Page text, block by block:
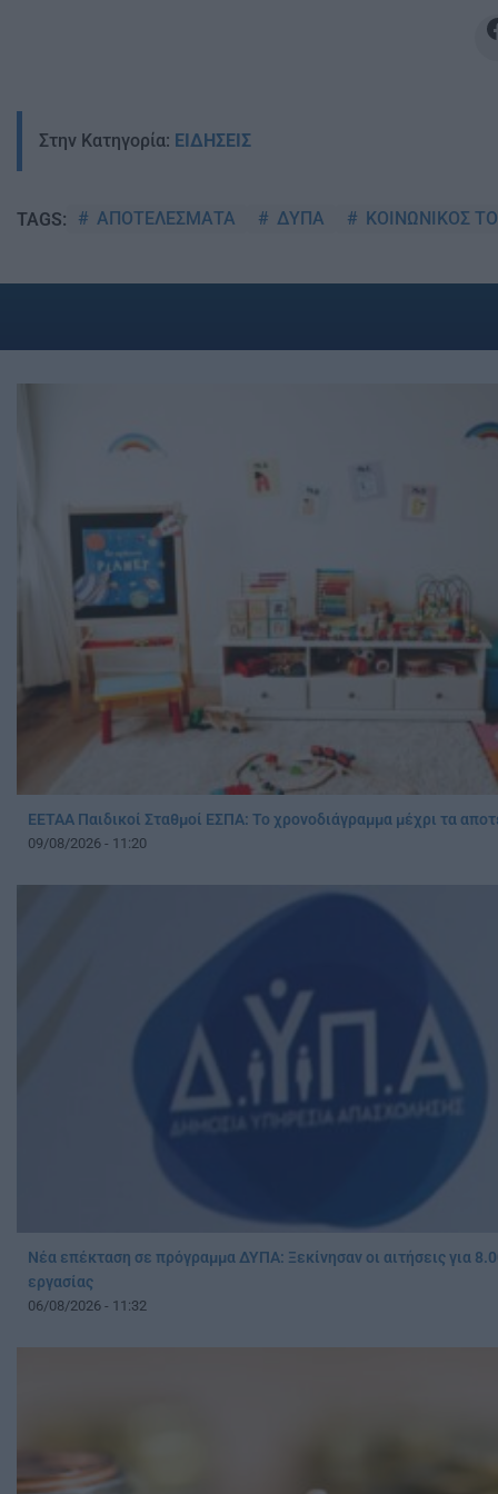
Στην Κατηγορία: ΕΙΔΗΣΕΙΣ
TAGS: ΑΠΟΤΕΛΕΣΜΑΤΑ ΔΥΠΑ ΚΟΙΝΩΝΙΚΟΣ
ΕΕΤΑΑ Παιδικοί Σταθμοί ΕΣΠΑ: Το χρονοδιάγραμμα μέχρι τα
09/08/2026 - 11:20
Νέα επέκταση σε πρόγραμμα ΔΥΠΑ: Ξεκίνησαν οι αιτήσεις για
εργασίας
06/08/2026 - 11:32